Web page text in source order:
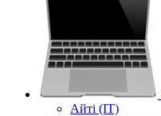
Айті (IT)